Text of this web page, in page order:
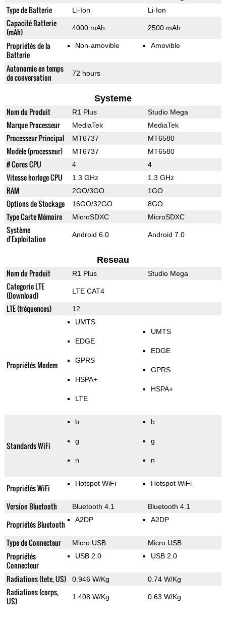
Type de Batterie Li-Ion Li-Ion
Capacité Batterie
(mAh)
4000 mAh 2500 mAh
Propriétés de la
Batterie
Non-amovible Amovible
Autonomie en temps
de conversation
72 hours
Systeme
Nom du Produit R1 Plus Studio Mega
Marque Processeur MediaTek MediaTek
Processeur Principal MT6737 MT6580
Modèle (processeur) MT6737 MT6580
# Cores CPU 4 4
Vitesse horloge CPU 1.3 GHz 1.3 GHz
RAM 2GO/3GO 1GO
Options de Stockage 16GO/32GO 8GO
Type Carte Mémoire MicroSDXC MicroSDXC
Système
d'Exploitation
Android 6.0 Android 7.0
Reseau
Nom du Produit R1 Plus Studio Mega
Categorie LTE
(Download)
LTE CAT4
LTE (fréquences) 12
Propriétés Modem
UMTS
EDGE
GPRS
HSPA+
LTE
UMTS
EDGE
GPRS
HSPA+
Standards WiFi
b
g
n
b
g
n
Propriétés WiFi Hotspot WiFi Hotspot WiFi
Version Bluetooth Bluetooth 4.1 Bluetooth 4.1
Propriétés Bluetooth A2DP A2DP
Type de Connecteur Micro USB Micro USB
Propriétés
Connecteur
USB 2.0 USB 2.0
Radiations (tete, US) 0.946 W/Kg 0.74 W/Kg
Radiations (corps,
US)
1.408 W/Kg 0.63 W/Kg